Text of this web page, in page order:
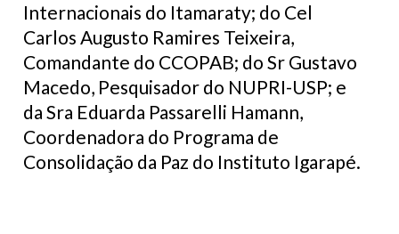
Internacionais do Itamaraty; do Cel
Carlos Augusto Ramires Teixeira,
Comandante do CCOPAB; do Sr Gustavo
Macedo, Pesquisador do NUPRI-USP; e
da Sra Eduarda Passarelli Hamann,
Coordenadora do Programa de
Consolidação da Paz do Instituto Igarapé.